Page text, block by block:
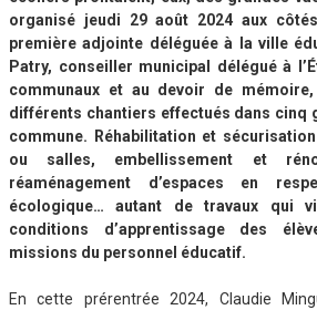
organisé jeudi 29 août 2024 aux
première adjointe déléguée à la ville
Patry, conseiller municipal délégué à
communaux et au devoir de
différents chantiers effectués dans cinq
commune. Réhabilitation et
ou salles, embellissement et
réaménagement d’espaces en
écologique… autant de travaux qui
conditions d’apprentissage des
missions du personnel éducatif.
En cette prérentrée 2024, Claudie